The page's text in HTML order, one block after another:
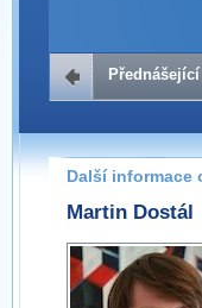
Přednášející
Další informace
Martin Dostál